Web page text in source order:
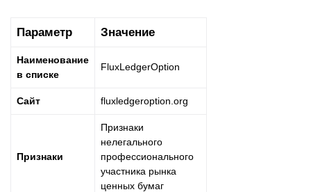
Параметр Значение
Наименование
в списке
FluxLedgerOption
Сайт fluxledgeroption.org
Признаки
Признаки
нелегального
профессионального
участника рынка
ценных бумаг